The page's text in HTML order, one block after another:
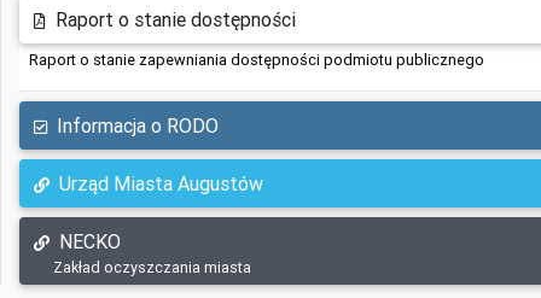
Raport o stanie dostępności
Raport o stanie zapewniania dostępności podmiotu publicznego
Informacja o RODO
Urząd Miasta Augustów
NECKO
Zakład oczyszczania miasta